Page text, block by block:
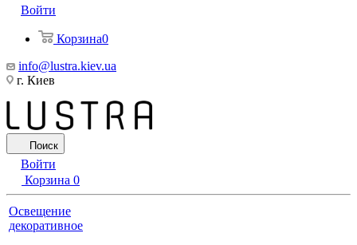
Войти
Корзина0
info@lustra.kiev.ua
г. Киев
Поиск
Войти
Корзина 0
Освещение
декоративное